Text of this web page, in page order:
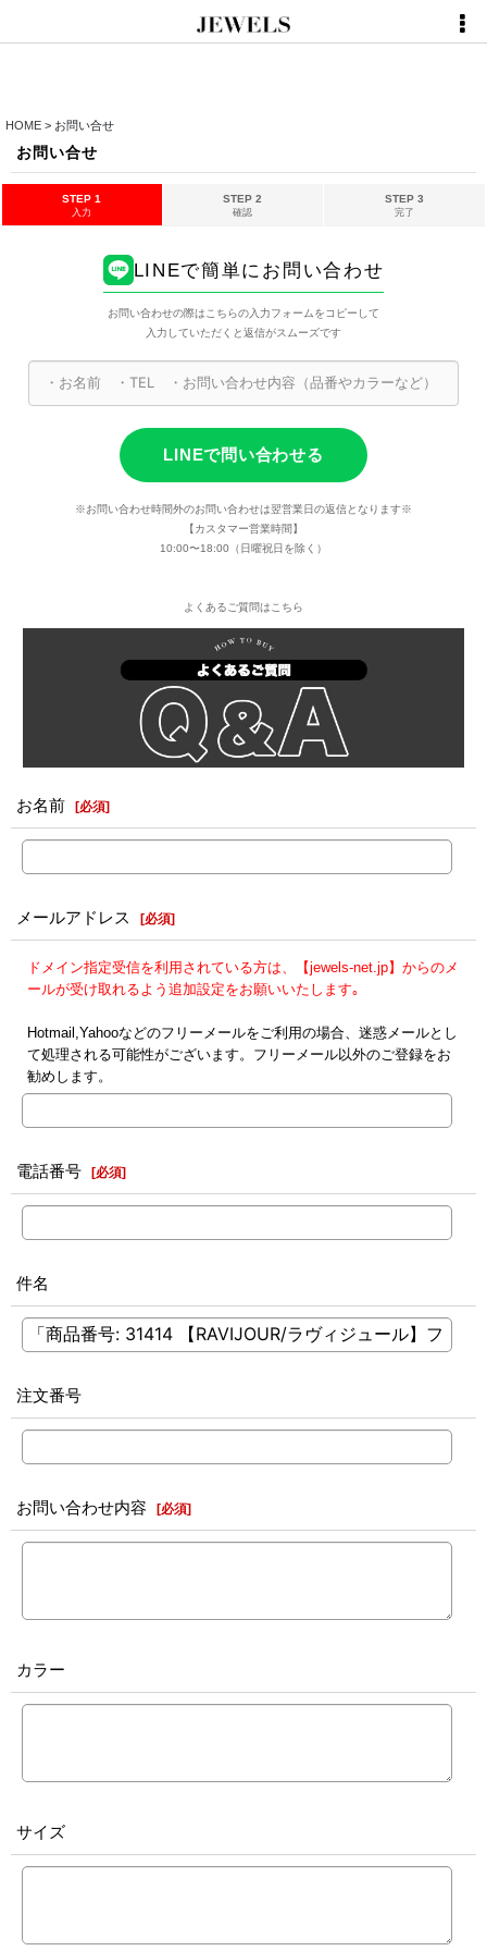
HOME > お問い合せ
お問い合せ
STEP 1
入力
STEP 2
確認
STEP 3
完了
LINEで簡単にお問い合わせ
お問い合わせの際はこちらの入力フォームをコピーして
入力していただくと返信がスムーズです
LINEで問い合わせる
※お問い合わせ時間外のお問い合わせは翌営業日の返信となります※
【カスタマー営業時間】
10:00〜18:00（日曜祝日を除く）
よくあるご質問はこちら
お名前 [必須]
メールアドレス [必須]
ドメイン指定受信を利用されている方は、【jewels-net.jp】からのメ
ールが受け取れるよう追加設定をお願いいたします｡
Hotmail,Yahooなどのフリーメールをご利用の場合、迷惑メールとし
て処理される可能性がございます。フリーメール以外のご登録をお
勧めします。
電話番号 [必須]
件名
注文番号
お問い合わせ内容 [必須]
カラー
サイズ